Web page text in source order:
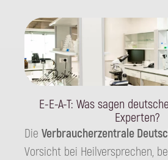
E-E-A-T: Was sagen
Experten?
Die Verbraucherzentrale
Vorsicht bei Heilversprechen,